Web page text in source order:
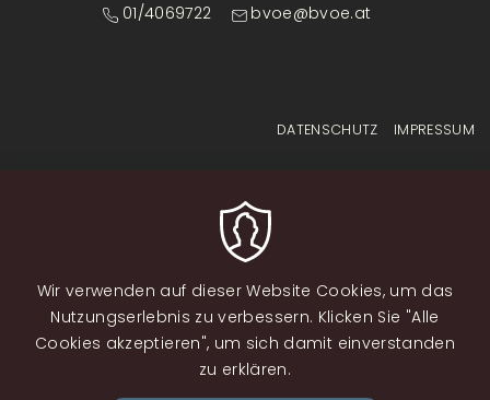
01/4069722
bvoe@bvoe.at
DATENSCHUTZ IMPRESSUM
Wir verwenden auf dieser Website Cookies, um das
Nutzungserlebnis zu verbessern. Klicken Sie "Alle
Cookies akzeptieren", um sich damit einverstanden
zu erklären.